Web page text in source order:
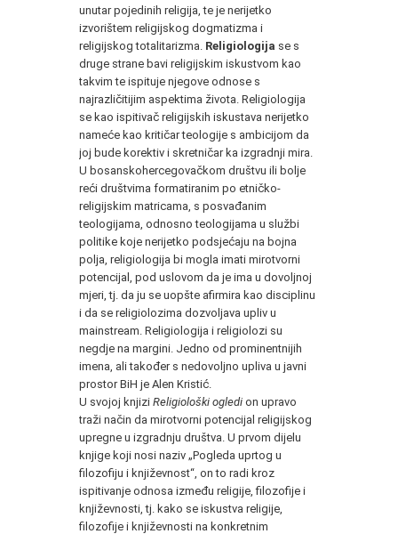
unutar pojedinih religija, te je nerijetko
izvorištem religijskog dogmatizma i
religijskog totalitarizma. Religiologija se s
druge strane bavi religijskim iskustvom kao
takvim te ispituje njegove odnose s
najrazličitijim aspektima života. Religiologija
se kao ispitivač religijskih iskustava nerijetko
nameće kao kritičar teologije s ambicijom da
joj bude korektiv i skretničar ka izgradnji mira.
U bosanskohercegovačkom društvu ili bolje
reći društvima formatiranim po etničko-
religijskim matricama, s posvađanim
teologijama, odnosno teologijama u službi
politike koje nerijetko podsjećaju na bojna
polja, religiologija bi mogla imati mirotvorni
potencijal, pod uslovom da je ima u dovoljnoj
mjeri, tj. da ju se uopšte afirmira kao disciplinu
i da se religiolozima dozvoljava upliv u
mainstream. Religiologija i religiolozi su
negdje na margini. Jedno od prominentnijih
imena, ali također s nedovoljno upliva u javni
prostor BiH je Alen Kristić.
U svojoj knjizi Religiološki ogledi on upravo
traži način da mirotvorni potencijal religijskog
upregne u izgradnju društva. U prvom dijelu
knjige koji nosi naziv „Pogleda uprtog u
filozofiju i književnost“, on to radi kroz
ispitivanje odnosa između religije, filozofije i
književnosti, tj. kako se iskustva religije,
filozofije i književnosti na konkretnim